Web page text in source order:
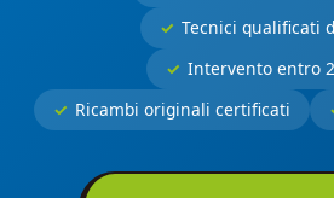
Tecnici qualificati
Intervento entro
Ricambi originali certificati